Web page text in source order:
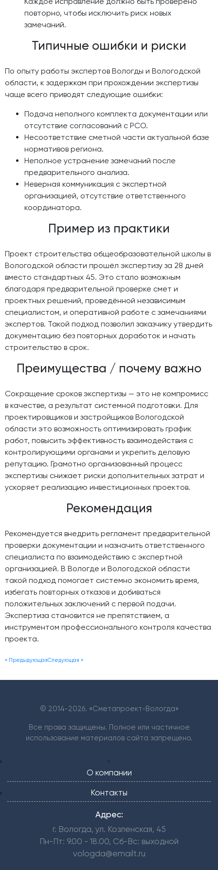
повторно, чтобы исключить риск новых
замечаний.
Типичные ошибки и риски
По опыту работы экспертов Вологды и Вологодской
области, к задержкам при прохождении экспертизы
чаще всего приводят следующие ошибки:
Подача неполного комплекта документации или
отсутствие согласований с РСО.
Несоответствие сметной части актуальной базе
нормативов региона.
Неполное устранение замечаний после
предварительного анализа.
Неверная коммуникация с экспертной
организацией, отсутствие ответственного
координатора.
Пример из практики
Проект строительства общеобразовательной школы в
Вологодской области прошёл экспертизу за 28 дней
вместо стандартных 45. Это стало возможным
благодаря предварительной проверке смет и
проектных решений, проведённой независимым
специалистом, и оперативной работе с замечаниями
экспертов. Такой подход позволил заказчику утвердить
документацию без повторных доработок и начать
строительство в срок.
Преимущества / почему важно
Сокращение сроков экспертизы — это не компромисс
в качестве, а результат системной подготовки. Для
проектировщиков и застройщиков Вологодской
области это возможность оптимизировать график
работ, повысить эффективность взаимодействия с
контролирующими органами и укрепить деловую
репутацию. Грамотно организованный процесс
экспертизы снижает риски дополнительных затрат и
ускоряет реализацию инвестиционных проектов.
Рекомендация
Рекомендуется внедрить регламент предварительной
проверки документации и назначить ответственного
специалиста по взаимодействию с экспертной
организацией. В Вологде и Вологодской области
такой подход помогает системно экономить время,
избегать повторных отказов и добиваться
положительных заключений с первой подачи.
Экспертиза становится не препятствием, а
инструментом профессионального контроля качества
проекта.
Следующая »
« Предыдующая
© 2014-2026. «Сметапроект-Вологда»
Все права защищены. Полное или частичное
использование материалов сайта запрещено.
<
О компании
Контакты
Адрес:
г. Вологда, ул. Козленская, 45
Пн-Пт: 9.00 - 18.00, Сб-Вс: выходной
vologda@emailt.ru